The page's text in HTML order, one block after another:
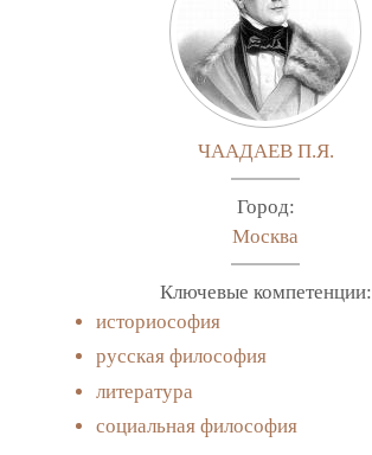
ЧААДАЕВ П.Я.
Город:
Москва
Ключевые компетенции:
историософия
русская философия
литература
социальная философия